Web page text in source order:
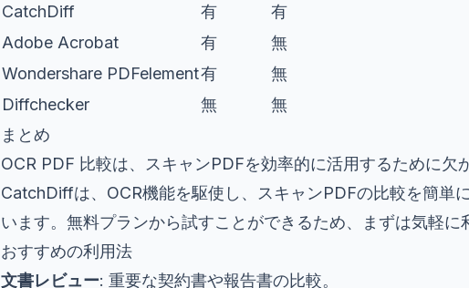
CatchDiff
有 有
Adobe Acrobat
有 無
Wondershare PDFelement有 無
Diffchecker
無 無
まとめ
OCR PDF 比較は、スキャンPDFを効率的に活用するために欠
CatchDiffは、OCR機能を駆使し、スキャンPDFの比較を簡単
います。無料プランから試すことができるため、まずは気軽に
おすすめの利用法
文書レビュー: 重要な契約書や報告書の比較。